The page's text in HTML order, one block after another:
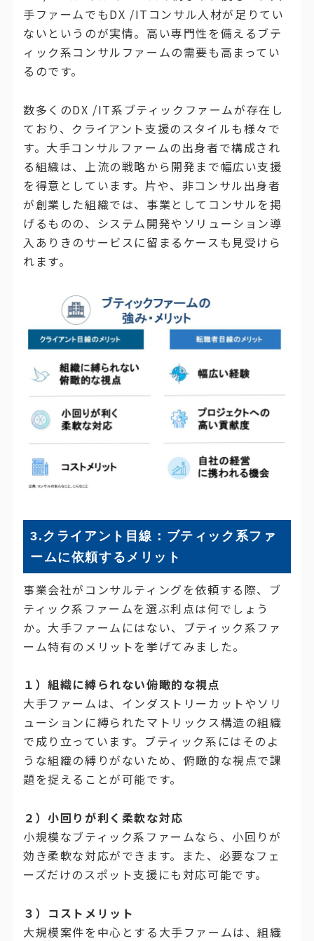
手ファームでもDX /ITコンサル人材が足りてい
ないというのが実情。高い専門性を備えるブテ
ィック系コンサルファームの需要も高まってい
るのです。
数多くのDX /IT系ブティックファームが存在し
ており、クライアント支援のスタイルも様々で
す。大手コンサルファームの出身者で構成され
る組織は、上流の戦略から開発まで幅広い支援
を得意としています。片や、非コンサル出身者
が創業した組織では、事業としてコンサルを掲
げるものの、システム開発やソリューション導
入ありきのサービスに留まるケースも見受けら
れます。
3.クライアント目線：ブティック系ファ
ームに依頼するメリット
事業会社がコンサルティングを依頼する際、ブ
ティック系ファームを選ぶ利点は何でしょう
か。大手ファームにはない、ブティック系ファ
ーム特有のメリットを挙げてみました。
１）組織に縛られない俯瞰的な視点
大手ファームは、インダストリーカットやソリ
ューションに縛られたマトリックス構造の組織
で成り立っています。ブティック系にはそのよ
うな組織の縛りがないため、俯瞰的な視点で課
題を捉えることが可能です。
２）小回りが利く柔軟な対応
小規模なブティック系ファームなら、小回りが
効き柔軟な対応ができます。また、必要なフェ
ーズだけのスポット支援にも対応可能です。
３） コストメリット
大規模案件を中心とする大手ファームは、組織